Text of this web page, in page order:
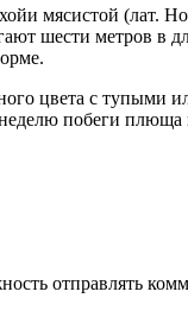
мясистой (лат.
шести метров в
цвета с тупыми
побеги
отправлять